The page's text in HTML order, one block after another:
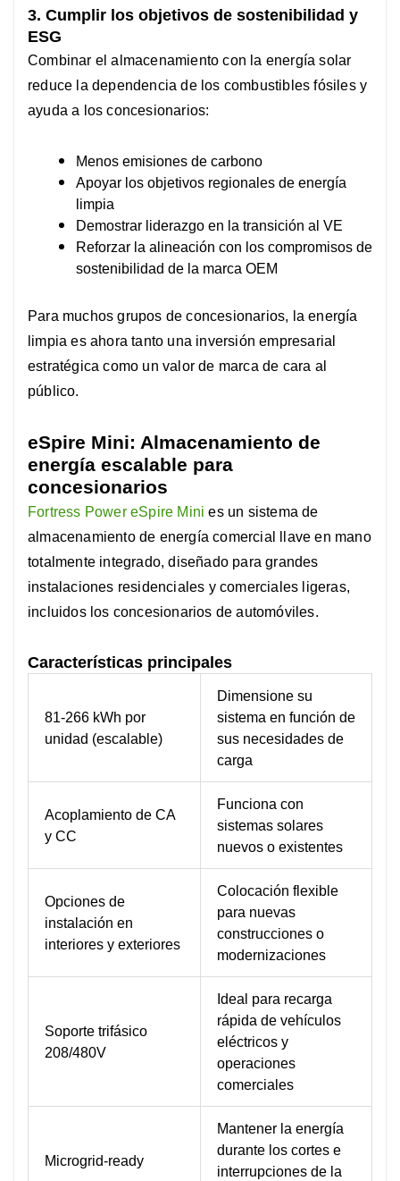
3. Cumplir los objetivos de sostenibilidad y
ESG
Combinar el almacenamiento con la energía solar
reduce la dependencia de los combustibles fósiles y
ayuda a los concesionarios:
Menos emisiones de carbono
Apoyar los objetivos regionales de energía
limpia
Demostrar liderazgo en la transición al VE
Reforzar la alineación con los compromisos de
sostenibilidad de la marca OEM
Para muchos grupos de concesionarios, la energía
limpia es ahora tanto una inversión empresarial
estratégica como un valor de marca de cara al
público.
eSpire Mini: Almacenamiento de
energía escalable para
concesionarios
Fortress Power eSpire Mini es un sistema de
almacenamiento de energía comercial llave en mano
totalmente integrado, diseñado para grandes
instalaciones residenciales y comerciales ligeras,
incluidos los concesionarios de automóviles.
Características principales
81-266 kWh por
unidad (escalable)
Dimensione su
sistema en función de
sus necesidades de
carga
Acoplamiento de CA
y CC
Funciona con
sistemas solares
nuevos o existentes
Opciones de
instalación en
interiores y exteriores
Colocación flexible
para nuevas
construcciones o
modernizaciones
Soporte trifásico
208/480V
Ideal para recarga
rápida de vehículos
eléctricos y
operaciones
comerciales
Microgrid-ready
Mantener la energía
durante los cortes e
interrupciones de la